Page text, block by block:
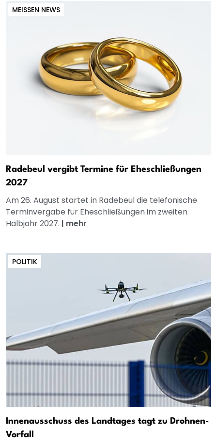
MEISSEN NEWS
Radebeul vergibt Termine für Eheschließungen
2027
Am 26. August startet in Radebeul die telefonische
Terminvergabe für Eheschließungen im zweiten
Halbjahr 2027. | mehr
POLITIK
Innenausschuss des Landtages tagt zu Drohnen-
Vorfall